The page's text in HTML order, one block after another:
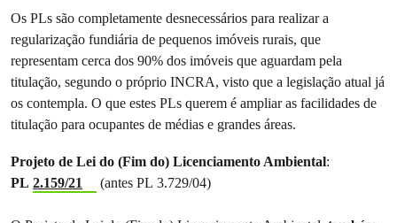
Os PLs são completamente desnecessários para realizar a
regularização fundiária de pequenos imóveis rurais, que
representam cerca dos 90% dos imóveis que aguardam pela
titulação, segundo o próprio INCRA, visto que a legislação atual já
os contempla. O que estes PLs querem é ampliar as facilidades de
titulação para ocupantes de médias e grandes áreas.
Projeto de Lei do (Fim do) Licenciamento Ambiental:
PL 2.159/21 (antes PL 3.729/04)